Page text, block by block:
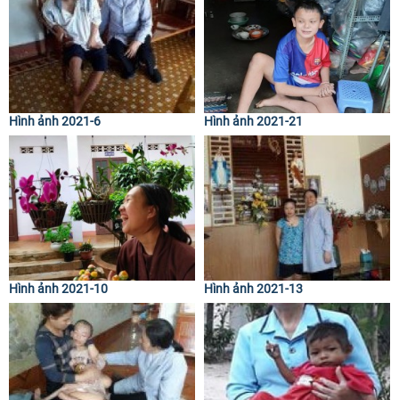
Hình ảnh 2021-6 Hình ảnh 2021-21
Hình ảnh 2021-10 Hình ảnh 2021-13